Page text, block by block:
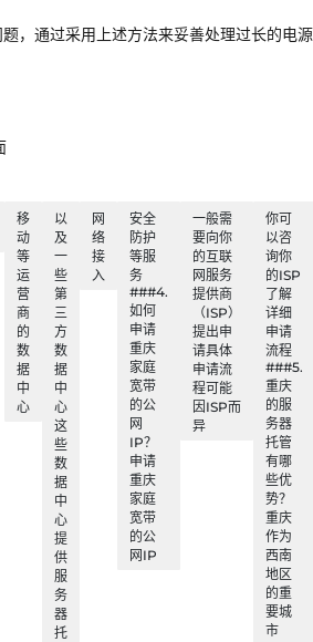
，通过采用上述方法来妥善处理过长的电源
移
动
等
运
营
商
的
数
据
中
心
以
及
一
些
第
三
方
数
据
中
心
这
些
数
据
中
心
提
供
服
务
器
托
网
络
接
入
安全
防护
等服
务
###4.
如何
申请
重庆
家庭
宽带
的公
网
IP？
申请
重庆
家庭
宽带
的公
网IP
一般需
要向你
的互联
网服务
提供商
（ISP）
提出申
请具体
申请流
程可能
因ISP而
异
你可
以咨
询你
的ISP
了解
详细
申请
流程
###5.
重庆
的服
务器
托管
有哪
些优
势？
重庆
作为
西南
地区
的重
要城
市